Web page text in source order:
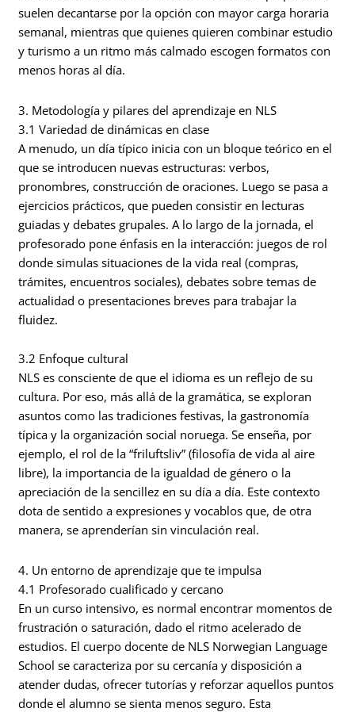
suelen decantarse por la opción con mayor carga horaria
semanal, mientras que quienes quieren combinar estudio
y turismo a un ritmo más calmado escogen formatos con
menos horas al día.
3. Metodología y pilares del aprendizaje en NLS
3.1 Variedad de dinámicas en clase
A menudo, un día típico inicia con un bloque teórico en el
que se introducen nuevas estructuras: verbos,
pronombres, construcción de oraciones. Luego se pasa a
ejercicios prácticos, que pueden consistir en lecturas
guiadas y debates grupales. A lo largo de la jornada, el
profesorado pone énfasis en la interacción: juegos de rol
donde simulas situaciones de la vida real (compras,
trámites, encuentros sociales), debates sobre temas de
actualidad o presentaciones breves para trabajar la
fluidez.
3.2 Enfoque cultural
NLS es consciente de que el idioma es un reflejo de su
cultura. Por eso, más allá de la gramática, se exploran
asuntos como las tradiciones festivas, la gastronomía
típica y la organización social noruega. Se enseña, por
ejemplo, el rol de la “friluftsliv” (filosofía de vida al aire
libre), la importancia de la igualdad de género o la
apreciación de la sencillez en su día a día. Este contexto
dota de sentido a expresiones y vocablos que, de otra
manera, se aprenderían sin vinculación real.
4. Un entorno de aprendizaje que te impulsa
4.1 Profesorado cualificado y cercano
En un curso intensivo, es normal encontrar momentos de
frustración o saturación, dado el ritmo acelerado de
estudios. El cuerpo docente de NLS Norwegian Language
School se caracteriza por su cercanía y disposición a
atender dudas, ofrecer tutorías y reforzar aquellos puntos
donde el alumno se sienta menos seguro. Esta